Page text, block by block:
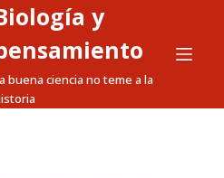
y
buena ciencia no teme a la